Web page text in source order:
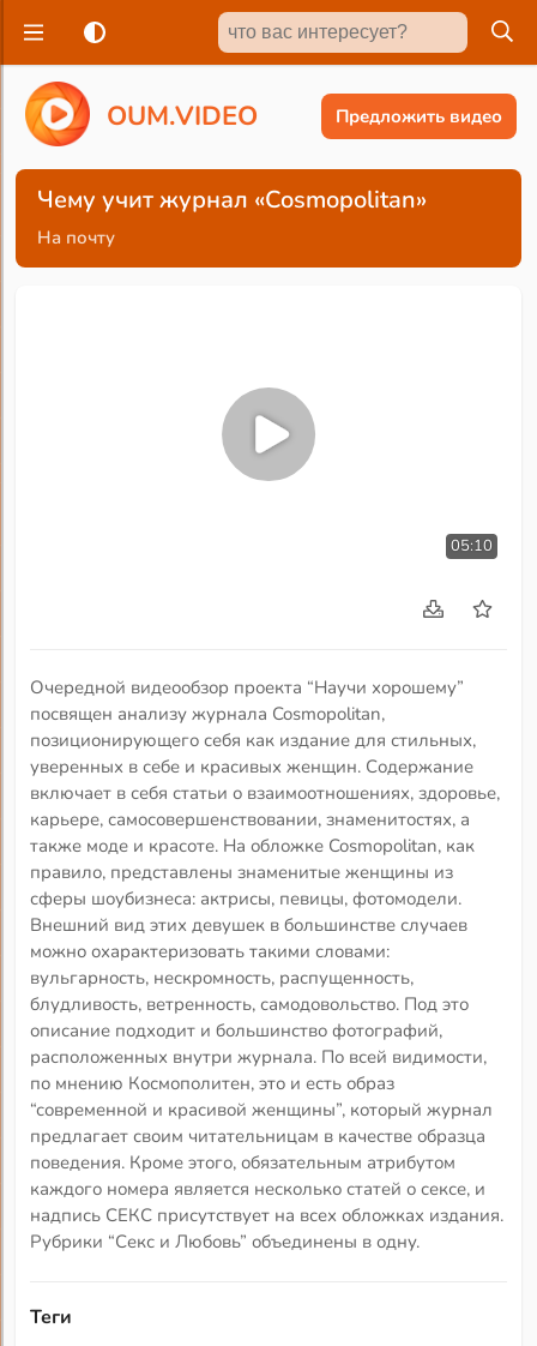
OUM.VIDEO Предложить видео
Чему учит журнал «Cosmopolitan»
На почту
05:10
Очередной видеообзор проекта “Научи хорошему”
посвящен анализу журнала Cosmopolitan,
позиционирующего себя как издание для стильных,
уверенных в себе и красивых женщин. Содержание
включает в себя статьи о взаимоотношениях, здоровье,
карьере, самосовершенствовании, знаменитостях, а
также моде и красоте. На обложке Cosmopolitan, как
правило, представлены знаменитые женщины из
сферы шоубизнеса: актрисы, певицы, фотомодели.
Внешний вид этих девушек в большинстве случаев
можно охарактеризовать такими словами:
вульгарность, нескромность, распущенность,
блудливость, ветренность, самодовольство. Под это
описание подходит и большинство фотографий,
расположенных внутри журнала. По всей видимости,
по мнению Космополитен, это и есть образ
“современной и красивой женщины”, который журнал
предлагает своим читательницам в качестве образца
поведения. Кроме этого, обязательным атрибутом
каждого номера является несколько статей о сексе, и
надпись СЕКС присутствует на всех обложках издания.
Рубрики “Секс и Любовь” объединены в одну.
Теги